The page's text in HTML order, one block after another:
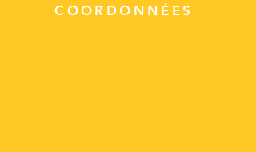
COORDONNÉES